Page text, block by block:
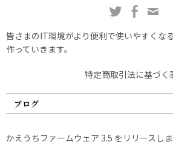
皆さまのIT環境がより便利で使いやすくな
作っていきます。
特定商取引法に基づく
ブログ
かえうちファームウェア 3.5 をリリースし